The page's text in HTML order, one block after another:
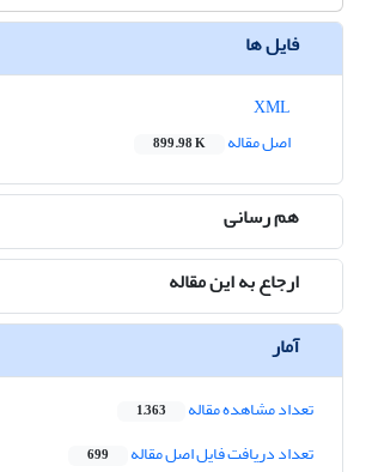
فایل ها
اصل مقاله
899.98 K
هم رسانی
ارجاع به این مقاله
آمار
تعداد مشاهده مقاله 1,363
تعداد دریافت فایل اصل مقاله 699